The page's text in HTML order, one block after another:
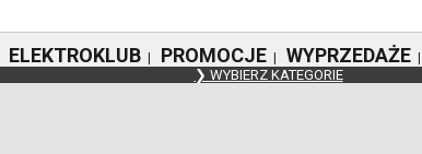
ELEKTROKLUB | PROMOCJE | WYPRZEDAŻE |
❯ WYBIERZ KATEGORIE